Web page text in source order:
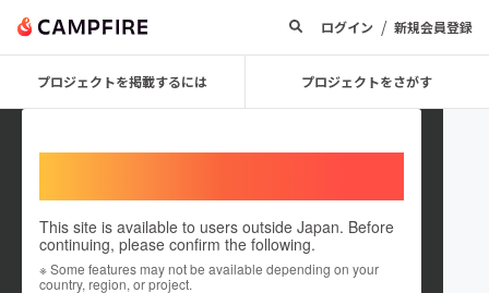
ログイン / 新規会員登録
プロジェクトを掲載するには プロジェクトをさがす
This site is available to users outside Japan. Before
continuing, please confirm the following.
※ Some features may not be available depending on your
country, region, or project.
torakichi2323